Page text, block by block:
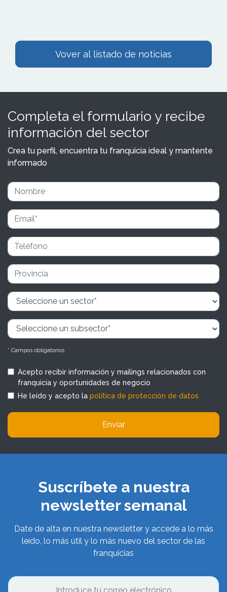
Vover al listado de noticias
Completa el formulario y recibe
información del sector
Crea tu perfil, encuentra tu franquicia ideal y mantente
informado
* Campos obligatorios
Acepto recibir información y mailings relacionados con
franquicia y oportunidades de negocio
He leído y acepto la política de protección de datos
Enviar
Suscríbete a nuestra
newsletter semanal
Date de alta en nuestra newsletter y accede a lo más
leído, lo más útil y lo más nuevo del sector de las
franquicias